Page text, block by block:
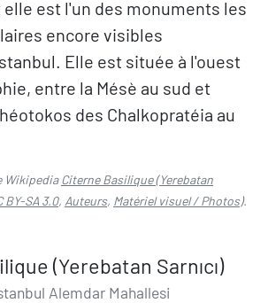
est l'un des monuments les
encore visibles
Elle est située à l'ouest
entre la Mésè au sud et
des Chalkopratéia au
WikipediaCiterne Basilique (Yerebatan
BY-SA 3.0, Auteurs, Matériel visuel / Photos).
(Yerebatan Sarnıcı)
Alemdar Mahallesi